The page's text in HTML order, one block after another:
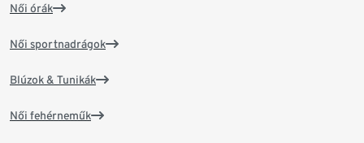
Női órák
Női sportnadrágok
Blúzok & Tunikák
Női fehérneműk